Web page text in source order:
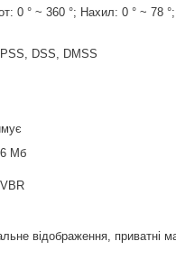
0 ° ~ 360 °; Нахил: 0 ° ~ 78
DSS, DMSS
Мб
відображення, приватні